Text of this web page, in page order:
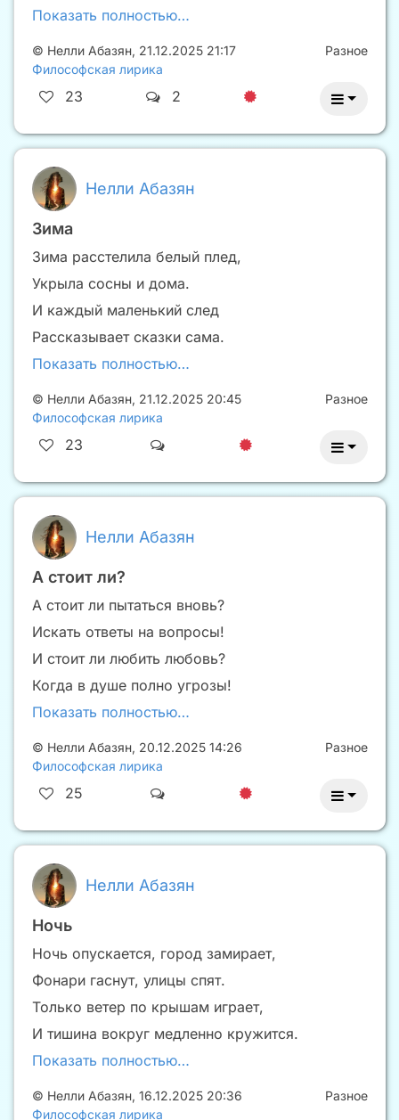
Показать полностью…
© Нелли Абазян, 21.12.2025 21:17
Философская лирика
Разное
23 2
Нелли Абазян
Зима
Зима расстелила белый плед,
Укрыла сосны и дома.
И каждый маленький след
Рассказывает сказки сама.
Показать полностью…
© Нелли Абазян, 21.12.2025 20:45
Философская лирика
Разное
23
Нелли Абазян
А стоит ли?
А стоит ли пытаться вновь?
Искать ответы на вопросы!
И стоит ли любить любовь?
Когда в душе полно угрозы!
Показать полностью…
© Нелли Абазян, 20.12.2025 14:26
Философская лирика
Разное
25
Нелли Абазян
Ночь
Ночь опускается, город замирает,
Фонари гаснут, улицы спят.
Только ветер по крышам играет,
И тишина вокруг медленно кружится.
Показать полностью…
© Нелли Абазян, 16.12.2025 20:36
Философская лирика
Разное